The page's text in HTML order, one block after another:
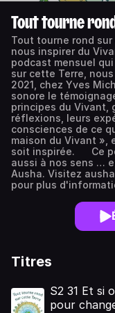
Tout tourne
Tout tourne rond
nous inspirer du
podcast mensuel
sur cette Terre,
2021, chez Yves
sonore le
principes du Vivant,
réflexions, leurs
consciences de ce
maison du Vivant »,
soit inspirée. Ce
aussi à nos sens …
Ausha. Visitez
pour plus
Titres
S2 31 Et si
pour